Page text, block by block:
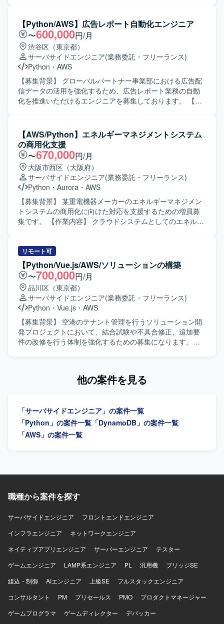
め、上流から下流まで幅広い経験を得られます。 【開発環
境】 バックエンドはAWS LambdaとPythonを中心に構成さ
れており、データベースにはDynamoDBやRDSを利用して
おります。メッセージキューとしてSQSを使用し、フロン
トエンドはFlutterで実装されています。
ビティの作成や、関連する処理ロジックの実装・改修を行
っていただきます。 【求める人物像】 自発的に調査や検証
を進められる方を求めております。 また、関係者と積極的
にコミュニケーションを取りながら業務を推進いただける
方を歓迎いたします。 【ポジションの魅力】 生成AIを活用
したデータ収集基盤の構築に携わることで、最新技術を用
いた業務自動化の知見を深めていただけます。 証券系シス
テムにおけるデータ活用やサーバレスアーキテクチャのノ
ウハウも獲得いただけます。 【開発環境】 Pythonおよび
【Python/AWS】広告レポート自動化エンジニア
〜600,000円/月
渋谷区（東京都）
サーバサイドエンジニア(業務委託・フリーランス)
Python ・ AWS
【募集背景】 グローバルパートナー事業部における広告配
信データの活用を強化するため、広告レポート業務の自動
化を推進いただけるエンジニアを募集しております。 【作
す。具体的には、各広告媒体の広告APIを利用した配信デー
タの取得およびWebスクレイピングによるデータ収集、取
得データの整形・集計、DBへの保存、レポートへの反映、
スプレッドシートのレポート枠作成と調整、予算超過アラ
ートなど各種ツールの作成、内部BIツールのダッシュボー
ド作成、外部クライアントへのデータ送信などを行ってい
ただきます。 【求める人物像】 広告配信データの特性を理
解しながら、自動化や効率化の観点で主体的に改善提案が
できる方を求めております。また、関係者とのコミュニケ
ーションを通じて要件を整理し、着実に開発・運用までや
動化やツール開発を通じて業務プロセス全体の効率化に貢
献できるポジションです。データ基盤からレポーティング
まで一連の流れに携わることで、データエンジニアリング
やアナリティクスの知見を広く深めていただけます。 【開
発環境】 言語はPythonとSQLを中心に、一部で
GoogleAppScriptを使用いたします。インフラおよびDBに
はAWS（EC2、S3、Athena）を利用し、Jenkinsや
Redash、Git Hub、Visual Studio Codeなどのツールを用い
て開発・運用を行っております。
【AWS/Python】エネルギーマネジメントシステム
の商用化支援
〜670,000円/月
大阪市西区（大阪府）
サーバサイドエンジニア(業務委託・フリーランス)
Python ・ Aurora ・ AWS
【募集背景】 某重電機器メーカーのエネルギーマネジメン
トシステムの商用化に向けた対応を支援するための増員募
集です。 【作業内容】 クラウドシステムとしてのエネルギ
査や要件の洗い出し、対応方針の策定などの上流工程を中
心にご対応いただきます。上流工程を担当しているプロパ
ーを中心とした体制に参画し、開発要員としてシステム商
用化に向けた各種対応を行います。 【求める人物像】 関係
者と円滑にコミュニケーションを取りながら、基本設計以
降の工程を主体的に進めていただける方を求めています。
テスト観点をしっかり持ち、説明や実施を自律的に行える
方を歓迎いたします。 【ポジションの魅力】 AWSを活用し
たクラウドベースのエネルギーマネジメントシステムに上
流工程から関わることができ、アーキテクチャ設計から開
ける機会があります。 【開発環境】 AWS環境上での開発を
用する構成です。
リモート可
【Python/Vue.js/AWS/ソリューションの構築
〜700,000円/月
品川区（東京都）
サーバサイドエンジニア(業務委託・フリーランス)
Python ・ Vue.js ・ AWS
【募集背景】 空港のテナント管理を行うソリューション開
発プロジェクトにおいて、結合試験や不具合修正、追加要
件の改修を行う体制を強化するための募集になります。
【求める人物像】 与えられたタスクを責任を持ってやり遂
の魅力】 空港向けのテナント管理ソリューションという公
共性の高いシステムに携わることができ、PythonやVue.js、
AWSを用いた開発経験を積むことができます。不具合修正
や追加要件改修を通じて、既存システムの理解と改善スキ
他の案件を見る
「サーバサイドエンジニア」の案件一覧
「Python」の案件一覧 「DynamoDB」の案件一覧
「AWS」の案件一覧
職種から案件を探す
サーバサイドエンジニア
フロントエンドエンジニア
インフラエンジニア
ネットワークエンジニア
ネイティブアプリエンジニア
サーバーエンジニア
テスター
ゲームエンジニア
LAMP系エンジニア PL 汎用機
ブリッジSE
組込・制御
AIエンジニア 上級SE
フルスタックエンジニア
コンサルタント
PM プリセールス PMO
プロダクトマネージャー
ゲームプログラマ
ゲームディレクター
デバッカー